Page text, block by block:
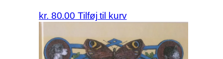
kr. 80.00 Tilføj til kurv